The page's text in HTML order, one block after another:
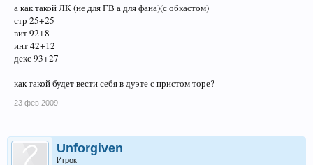
а как такой ЛК (не для ГВ а для фана)(с обкастом)
стр 25+25
вит 92+8
инт 42+12
декс 93+27
как такой будет вести себя в дуэте с пристом торе?
23 фев 2009
Unforgiven
Игрок